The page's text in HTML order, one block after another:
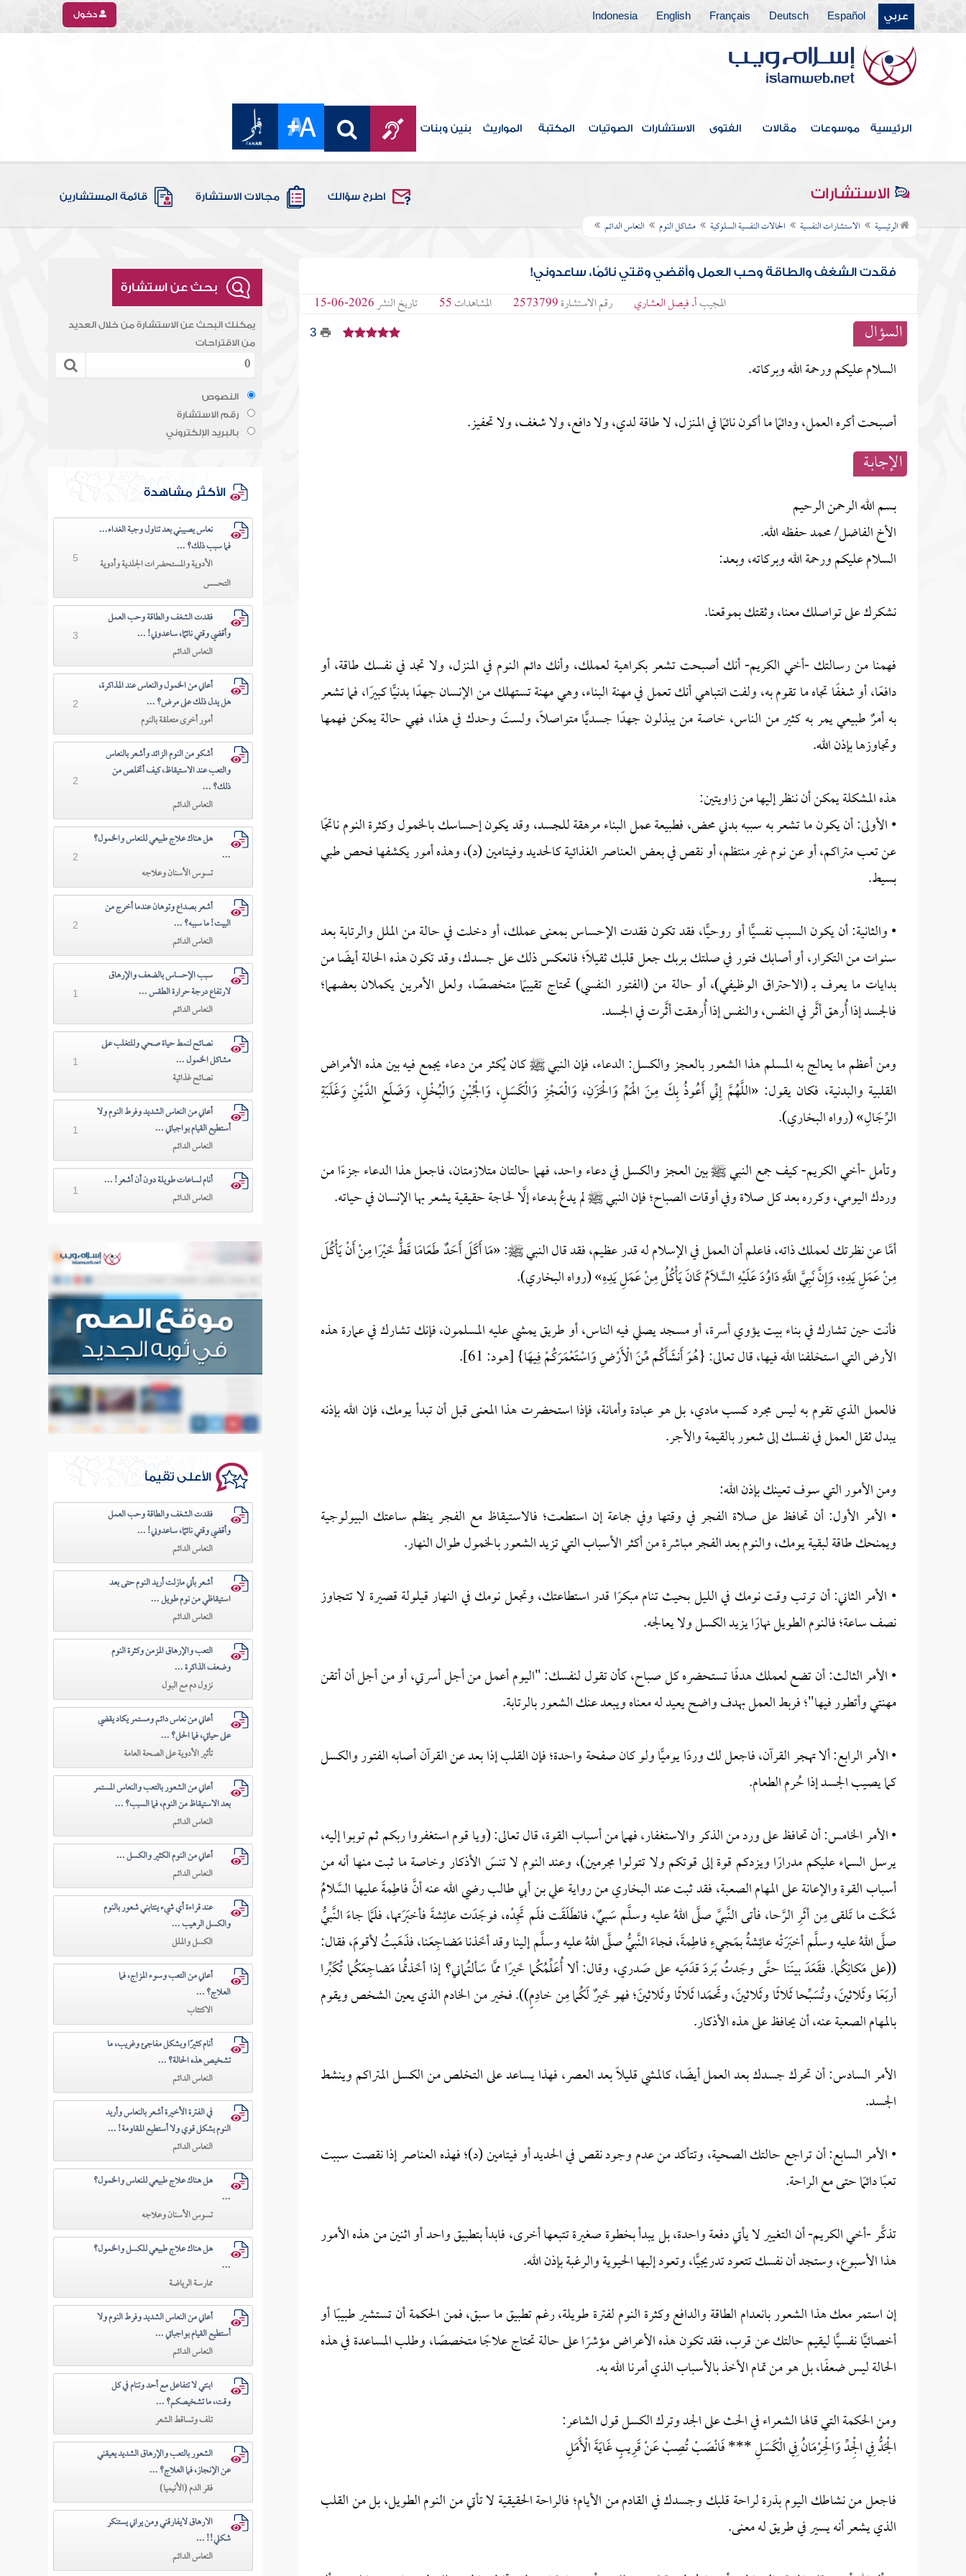
عربي Español
Deutsch
Français
English
Indonesia دخول
الرئيسية موسوعات مقالات الفتوى الاستشارات الصوتيات المكتبة المواريث بنين وبنات
الاستشارات اطرح سؤالك مجالات الاستشارة قائمة المستشارين
الرئيسية الاستشارات النفسية الحالات النفسية السلوكية مشاكل النوم النعاس الدائم
فقدت الشغف والطاقة وحب العمل وأقضي وقتي نائمًا، ساعدوني!
المجيبأ. فيصل العشاري رقم الاستشارة2573799 المشاهدات55 تاريخ النشر2026-06-15
السؤال 3
السلام عليكم ورحمة الله وبركاته.
أصبحت أكره العمل، ودائمًا ما أكون نائمًا في المنزل، لا طاقة لدي، ولا دافع، ولا شغف، ولا تحفيز.
الإجابــة
بسم الله الرحمن الرحيم
الأخ الفاضل/ محمد حفظه الله.
السلام عليكم ورحمة الله وبركاته، وبعد:
نشكرك على تواصلك معنا، وثقتك بموقعنا.
فهمنا من رسالتك -أخي الكريم- أنك أصبحت تشعر بكراهية لعملك، وأنك دائم النوم في المنزل، ولا تجد في نفسك طاقة، أو
دافعًا، أو شغفًا تجاه ما تقوم به، ولفت انتباهي أنك تعمل في مهنة البناء، وهي مهنة تستهلك من الإنسان جهدًا بدنيًّا كبيرًا، فما تشعر
به أمرٌ طبيعي يمر به كثير من الناس، خاصة من يبذلون جهدًا جسديًّا متواصلًا، ولستَ وحدك في هذا، فهي حالة يمكن فهمها
وتجاوزها بإذن الله.
هذه المشكلة يمكن أن ننظر إليها من زاويتين:
• الأولى: أن يكون ما تشعر به سببه بدني محض، فطبيعة عمل البناء مرهقة للجسد، وقد يكون إحساسك بالخمول وكثرة النوم ناتجًا
عن تعب متراكم، أو عن نوم غير منتظم، أو نقص في بعض العناصر الغذائية كالحديد وفيتامين (د)، وهذه أمور يكشفها فحص طبي
بسيط.
• والثانية: أن يكون السبب نفسيًّا أو روحيًّا، فقد تكون فقدت الإحساس بمعنى عملك، أو دخلت في حالة من الملل والرتابة بعد
سنوات من التكرار، أو أصابك فتور في صلتك بربك جعل قلبك ثقيلًا؛ فانعكس ذلك على جسدك، وقد تكون هذه الحالة أيضًا من
بدايات ما يعرف بـ (الاحتراق الوظيفي)، أو حالة من (الفتور النفسي) تحتاج تقييمًا متخصصًا، ولعل الأمرين يكملان بعضهما؛
فالجسد إذا أُرهق أثَّر في النفس، والنفس إذا أُرهقت أثَّرت في الجسد.
ومن أعظم ما يعالج به المسلم هذا الشعور بالعجز والكسل: الدعاء، فإن النبي ﷺ كان يُكثر من دعاء يجمع فيه بين هذه الأمراض
القلبية والبدنية، فكان يقول: «اللَّهُمَّ إِنِّي أَعُوذُ بِكَ مِنَ الْهَمِّ وَالْحَزَنِ، وَالْعَجْزِ وَالْكَسَلِ، وَالْجُبْنِ وَالْبُخْلِ، وَضَلَعِ الدَّيْنِ وَغَلَبَةِ
الرِّجَالِ» (رواه البخاري).
وتأمل -أخي الكريم- كيف جمع النبي ﷺ بين العجز والكسل في دعاء واحد، فهما حالتان متلازمتان، فاجعل هذا الدعاء جزءًا من
وردك اليومي، وكرره بعد كل صلاة وفي أوقات الصباح؛ فإن النبي ﷺ لم يدعُ بدعاء إلَّا لحاجة حقيقية يشعر بها الإنسان في حياته.
أمَّا عن نظرتك لعملك ذاته، فاعلم أن العمل في الإسلام له قدر عظيم، فقد قال النبي ﷺ: «مَا أَكَلَ أَحَدٌ طَعَامًا قَطُّ خَيْرًا مِنْ أَنْ يَأْكُلَ
مِنْ عَمَلِ يَدِهِ، وَإِنَّ نَبِيَّ اللَّهِ دَاوُدَ عَلَيْهِ السَّلَامُ كَانَ يَأْكُلُ مِنْ عَمَلِ يَدِهِ» (رواه البخاري).
فأنت حين تشارك في بناء بيت يؤوي أسرة، أو مسجد يصلي فيه الناس، أو طريق يمشي عليه المسلمون، فإنك تشارك في عمارة هذه
الأرض التي استخلفنا الله فيها، قال تعالى: {هُوَ أَنشَأَكُم مِّنَ الْأَرْضِ وَاسْتَعْمَرَكُمْ فِيهَا} [هود: 61].
فالعمل الذي تقوم به ليس مجرد كسب مادي، بل هو عبادة وأمانة، فإذا استحضرت هذا المعنى قبل أن تبدأ يومك، فإن الله بإذنه
يبدل ثقل العمل في نفسك إلى شعور بالقيمة والأجر.
ومن الأمور التي سوف تعينك بإذن الله:
• الأمر الأول: أن تحافظ على صلاة الفجر في وقتها وفي جماعة إن استطعت؛ فالاستيقاظ مع الفجر ينظم ساعتك البيولوجية
ويمنحك طاقة لبقية يومك، والنوم بعد الفجر مباشرة من أكثر الأسباب التي تزيد الشعور بالخمول طوال النهار.
• الأمر الثاني: أن ترتب وقت نومك في الليل بحيث تنام مبكرًا قدر استطاعتك، وتجعل نومك في النهار قيلولة قصيرة لا تتجاوز
نصف ساعة؛ فالنوم الطويل نهارًا يزيد الكسل ولا يعالجه.
• الأمر الثالث: أن تضع لعملك هدفًا تستحضره كل صباح، كأن تقول لنفسك: "اليوم أعمل من أجل أسرتي، أو من أجل أن أتقن
مهنتي وأتطور فيها"؛ فربط العمل بهدف واضح يعيد له معناه ويبعد عنك الشعور بالرتابة.
• الأمر الرابع: ألا تهجر القرآن، فاجعل لك وردًا يوميًّا ولو كان صفحة واحدة؛ فإن القلب إذا بعد عن القرآن أصابه الفتور والكسل
كما يصيب الجسد إذا حُرم الطعام.
• الأمر الخامس: أن تحافظ على ورد من الذكر والاستغفار، فهما من أسباب القوة، قال تعالى: (ويا قوم استغفروا ربكم ثم توبوا إليه،
يرسل السماء عليكم مدرارًا ويزدكم قوة إلى قوتكم ولا تتولوا مجرمين)، وعند النوم لا تنسَ الأذكار وخاصة ما ثبت منها أنه من
أسباب القوة والإعانة على المهام الصعبة، فقد ثبت عند البخاري من رواية علي بن أبي طالب رضي الله عنه أنَّ فاطِمةَ عليها السَّلامُ
شَكَت ما تَلقى مِن أثَرِ الرَّحا، فأتى النَّبيَّ صلَّى اللهُ عليه وسلَّم سَبيٌ، فانطَلَقَت فلَم تَجِدْه، فوجَدَت عائِشةَ فأخبَرَتها، فلَمَّا جاءَ النَّبيُّ
صلَّى اللهُ عليه وسلَّم أخبَرَتْه عائِشةُ بمَجيءِ فاطِمةَ، فجاءَ النَّبيُّ صلَّى اللهُ عليه وسلَّم إلينا وقد أخَذنا مَضاجِعَنا، فذَهَبتُ لأقومَ، فقال:
((على مَكانِكُما. فقَعَدَ بينَنا حتَّى وجَدتُ بَردَ قدَمَيه على صَدري، وقال: ألا أُعَلِّمُكُما خَيرًا ممَّا سَألتُماني؟ إذا أخَذتُما مَضاجِعَكُما تُكَبِّرا
أربَعًا وثَلاثينَ، وتُسَبِّحا ثَلاثًا وثَلاثينَ، وتَحمَدا ثَلاثًا وثَلاثينَ؛ فهو خَيرٌ لَكُما مِن خادِمٍ)). فخير من الخادم الذي يعين الشخص ويقوم
بالمهام الصعبة عنه، أن يحافظ على هذه الأذكار.
الأمر السادس: أن تحرك جسدك بعد العمل أيضًا، كالمشي قليلاً بعد العصر، فهذا يساعد على التخلص من الكسل المتراكم وينشط
الجسد.
• الأمر السابع: أن تراجع حالتك الصحية، وتتأكد من عدم وجود نقص في الحديد أو فيتامين (د)؛ فهذه العناصر إذا نقصت سببت
تعبًا دائمًا حتى مع الراحة.
تذكَّر -أخي الكريم- أن التغيير لا يأتي دفعة واحدة، بل يبدأ بخطوة صغيرة تتبعها أخرى، فابدأ بتطبيق واحد أو اثنين من هذه الأمور
هذا الأسبوع، وستجد أن نفسك تتعود تدريجيًّا، وتعود إليها الحيوية والرغبة بإذن الله.
إن استمر معك هذا الشعور بانعدام الطاقة والدافع وكثرة النوم لفترة طويلة، رغم تطبيق ما سبق، فمن الحكمة أن تستشير طبيبًا أو
أخصائيًّا نفسيًّا ليقيم حالتك عن قرب، فقد تكون هذه الأعراض مؤشرًا على حالة تحتاج علاجًا متخصصًا، وطلب المساعدة في هذه
الحالة ليس ضعفًا، بل هو من تمام الأخذ بالأسباب الذي أمرنا الله به.
ومن الحكمة التي قالها الشعراء في الحث على الجد وترك الكسل قول الشاعر:
الْجَدُّ فِي الْجِدِّ وَالْحِرْمَانُ فِي الْكَسَلِ *** فَانْصَبْ تُصِبْ عَنْ قَرِيبٍ غَايَةَ الْأَمَلِ
فاجعل من نشاطك اليوم بذرة لراحة قلبك وجسدك في القادم من الأيام؛ فالراحة الحقيقية لا تأتي من النوم الطويل، بل من القلب
الذي يشعر أنه يسير في طريق له معنى.
بحث عن استشارة
يمكنك البحث عن الاستشارة من خلال العديد
من الاقتراحات
النصوص
رقم الاستشارة
بالبريد الإلكتروني
الأكثر مشاهدة
نعاس يصيبني بعد تناول وجبة الغداء...
فما سبب ذلك؟ ...
الأدوية والمستحضرات الجلدية وأدوية
التحسس
5
فقدت الشغف والطاقة وحب العمل
وأقضي وقتي نائمًا، ساعدوني! ...
النعاس الدائم
3
أعاني من الخمول والنعاس عند المذاكرة،
هل يدل ذلك على مرض؟ ...
أمور أخرى متعلقة بالنوم
2
أشكو من النوم الزائد وأشعر بالنعاس
والتعب عند الاستيقاظ، كيف أتخلص من
ذلك؟ ...
النعاس الدائم
2
هل هناك علاج طبيعي للنعاس والخمول؟
...
تسوس الأسنان وعلاجه
2
أشعر بصداع وتوهان عندما أخرج من
البيت! ما سببه؟ ...
النعاس الدائم
2
سبب الإحساس بالضعف والإرهاق
لارتفاع درجة حرارة الطقس ...
النعاس الدائم
1
نصائح لنمط حياة صحي وللتغلب على
مشاكل الخمول ...
نصائح غذائية
1
أعاني من النعاس الشديد وفرط النوم ولا
أستطيع القيام بواجباتي ...
النعاس الدائم
1
أنام لساعات طويلة دون أن أشعر! ...
النعاس الدائم
1
الأعلى تقيماً
فقدت الشغف والطاقة وحب العمل
وأقضي وقتي نائمًا، ساعدوني! ...
النعاس الدائم
أشعر بأني مازلت أريد النوم حتى بعد
استيقاظي من نوم طويل ...
النعاس الدائم
التعب والإرهاق المزمن وكثرة النوم
وضعف الذاكرة ...
نزول دم مع البول
أعاني من نعاس دائم ومستمر يكاد يقضي
على حياتي، فما الحل؟ ...
تأثير الأدوية على الصحة العامة
أعاني من الشعور بالتعب والنعاس المستمر
بعد الاستيقاظ من النوم، فما السبب؟ ...
النعاس الدائم
أعاني من النوم الكثير والكسل ...
النعاس الدائم
عند قراءة أي شيء ينتابني شعور بالنوم
والكسل الرهيب ...
الكسل والملل
أعاني من التعب وسوء المزاج، فما
العلاج؟ ...
الاكتئاب
أنام كثيرًا وبشكل مفاجئ وغريب، ما
تشخيص هذه الحالة؟ ...
النعاس الدائم
في الفترة الأخيرة أشعر بالنعاس وأريد
النوم بشكل قوي ولا أستطيع المقاومة! ...
النعاس الدائم
هل هناك علاج طبيعي للنعاس والخمول؟
...
تسوس الأسنان وعلاجه
هل هناك علاج طبيعي للكسل والخمول؟
...
ممارسة الرياضة
أعاني من النعاس الشديد وفرط النوم ولا
أستطيع القيام بواجباتي ...
النعاس الدائم
ابنتي لا تتفاعل مع أحد وتنام في كل
وقت، ما تشخيصكم؟ ...
تلف وتساقط الشعر
الشعور بالتعب والإرهاق الشديد يعيقني
عن الإنجاز، فما العلاج؟ ...
فقر الدم (الأنيميا)
الارهاق لايفارقني ومن يراني يستنكر
شكلي!! ...
النعاس الدائم